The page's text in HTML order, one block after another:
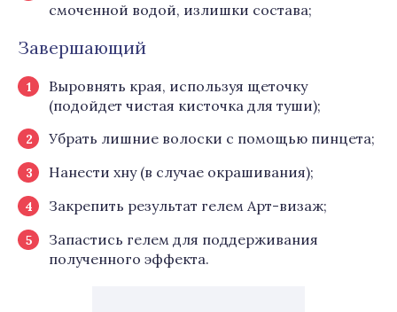
смоченной водой, излишки состава;
Завершающий
Выровнять края, используя щеточку
(подойдет чистая кисточка для туши);
Убрать лишние волоски с помощью пинцета;
Нанести хну (в случае окрашивания);
Закрепить результат гелем Арт-визаж;
Запастись гелем для поддерживания
полученного эффекта.